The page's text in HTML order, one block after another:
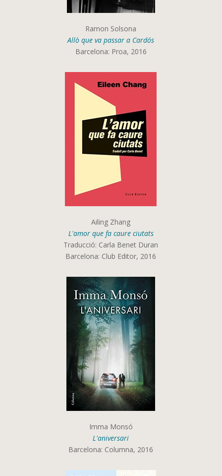
Ramon Solsona
Allò que va passar a Cardós
Barcelona: Proa, 2016
Ailing Zhang
L'amor que fa caure ciutats
Traducció: Carla Benet Duran
Barcelona: Club Editor, 2016
Imma Monsó
L'aniversari
Barcelona: Columna, 2016